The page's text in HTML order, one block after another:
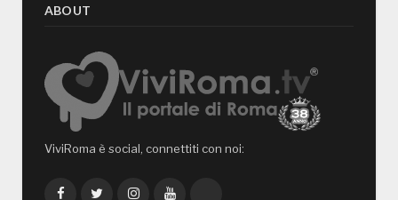
ABOUT
ViviRoma è social, connettiti con noi:
FacebookTwitterInstagramYouTube